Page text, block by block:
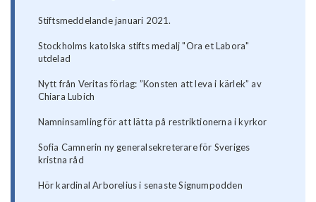
Stiftsmeddelande januari 2021.
Stockholms katolska stifts medalj "Ora et Labora"
utdelad
Nytt från Veritas förlag: ”Konsten att leva i kärlek” av
Chiara Lubich
Namninsamling för att lätta på restriktionerna i kyrkor
Sofia Camnerin ny generalsekreterare för Sveriges
kristna råd
Hör kardinal Arborelius i senaste Signumpodden